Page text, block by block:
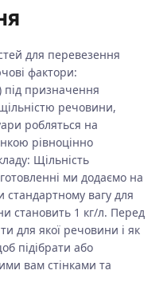
для перевезення
фактори:
під призначення
речовини,
робляться на
рівноцінно
Щільність
ми додаємо на
вагу для
становить 1 кг/л. Перед
для якої речовини і як
підібрати або
вам стінками та